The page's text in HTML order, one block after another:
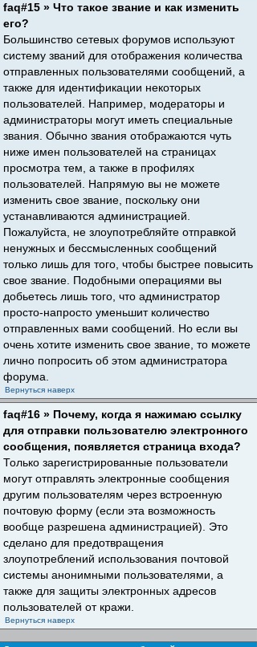
faq#15 » Что такое звание и как изменить
его?
Большинство сетевых форумов используют
систему званий для отображения количества
отправленных пользователями сообщений, а
также для идентификации некоторых
пользователей. Например, модераторы и
администраторы могут иметь специальные
звания. Обычно звания отображаются чуть
ниже имен пользователей на страницах
просмотра тем, а также в профилях
пользователей. Напрямую вы не можете
изменить свое звание, поскольку они
устанавливаются администрацией.
Пожалуйста, не злоупотребляйте отправкой
ненужных и бессмысленных сообщений
только лишь для того, чтобы быстрее повысить
свое звание. Подобными операциями вы
добьетесь лишь того, что администратор
просто-напросто уменьшит количество
отправленных вами сообщений. Но если вы
очень хотите изменить свое звание, то можете
лично попросить об этом администратора
форума.
Вернуться наверх
faq#16 » Почему, когда я нажимаю ссылку
для отправки пользователю электронного
сообщения, появляется страница входа?
Только зарегистрированные пользователи
могут отправлять электронные сообщения
другим пользователям через встроенную
почтовую форму (если эта возможность
вообще разрешена администрацией). Это
сделано для предотвращения
злоупотреблений использования почтовой
системы анонимными пользователями, а
также для защиты электронных адресов
пользователей от кражи.
Вернуться наверх